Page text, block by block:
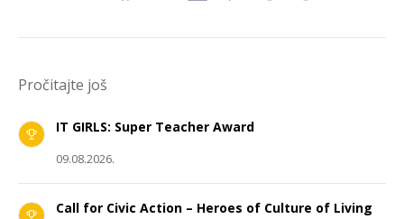
Pročitajte još
IT GIRLS: Super Teacher Award
09.08.2026.
Call for Civic Action – Heroes of Culture of Living